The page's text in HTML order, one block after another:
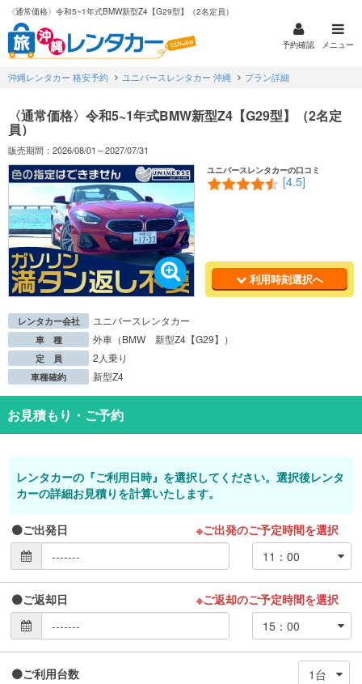
〈通常価格〉令和5~1年式BMW新型Z4【G29型】（2名定員）
予約確認 メニュー
沖縄レンタカー 格安予約 ユニバースレンタカー 沖縄 プラン詳細
〈通常価格〉令和5~1年式BMW新型Z4【G29型】（2名定
員）
販売期間：2026/08/01～2027/07/31
ユニバースレンタカーの口コミ
[4.5]
利用時刻選択へ
レンタカー会社 ユニバースレンタカー
車 種 外車（BMW 新型Z4【G29】）
定 員 2人乗り
車種確約 新型Z4
お見積もり・ご予約
レンタカーの『ご利用日時』を選択してください。選択後レンタ
カーの詳細お見積りを計算いたします。
ご出発日 ※ご出発のご予定時間を選択
ご返却日 ※ご返却のご予定時間を選択
ご利用台数